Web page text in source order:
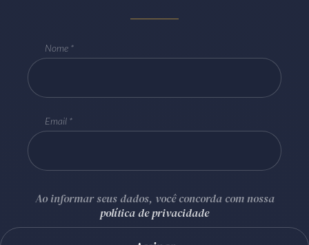
Nome
Email
Ao informar seus dados, você concorda com nossa
política de privacidade